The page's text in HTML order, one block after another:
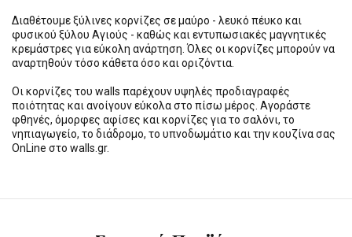
Διαθέτουμε ξύλινες κορνίζες σε μαύρο - λευκό πέυκο και
φυσικού ξύλου Αγιούς - καθώς και εντυπωσιακές μαγνητικές
κρεμάστρες για εύκολη ανάρτηση. Όλες οι κορνίζες μπορούν να
αναρτηθούν τόσο κάθετα όσο και οριζόντια.
Οι κορνίζες του walls παρέχουν υψηλές προδιαγραφές
ποιότητας και ανοίγουν εύκολα στο πίσω μέρος. Αγοράστε
φθηνές, όμορφες αφίσες και κορνίζες για το σαλόνι, το
νηπιαγωγείο, το διάδρομο, το υπνοδωμάτιο και την κουζίνα σας
OnLine στο walls.gr.